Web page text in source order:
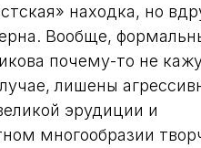
находка, но
Вообще,
почему-то не
лишены
эрудиции и
многообразии